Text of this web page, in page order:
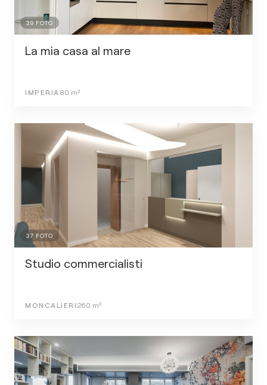
39 FOTO
La mia casa al mare
IMPERIA 80 m²
37 FOTO
Studio commercialisti
MONCALIERI 260 m²